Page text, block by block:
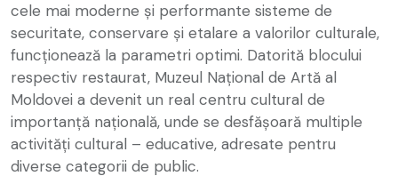
cele mai moderne și performante sisteme de
securitate, conservare și etalare a valorilor culturale,
funcționează la parametri optimi. Datorită blocului
respectiv restaurat, Muzeul Național de Artă al
Moldovei a devenit un real centru cultural de
importanță națională, unde se desfășoară multiple
activități cultural – educative, adresate pentru
diverse categorii de public.